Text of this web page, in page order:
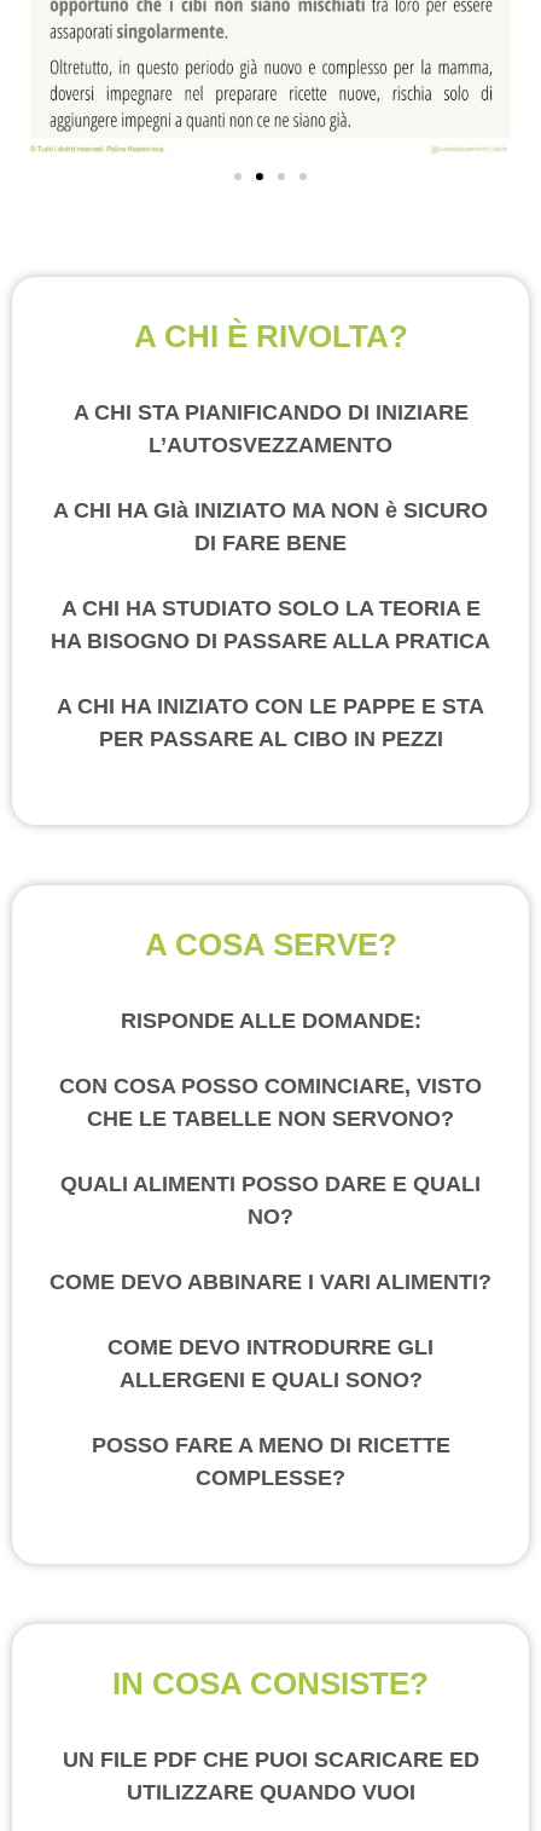
A CHI È RIVOLTA?
A CHI STA PIANIFICANDO DI INIZIARE
L’AUTOSVEZZAMENTO
A CHI HA GIà INIZIATO MA NON è SICURO
DI FARE BENE
A CHI HA STUDIATO SOLO LA TEORIA E
HA BISOGNO DI PASSARE ALLA PRATICA
A CHI HA INIZIATO CON LE PAPPE E STA
PER PASSARE AL CIBO IN PEZZI
A COSA SERVE?
RISPONDE ALLE DOMANDE:
CON COSA POSSO COMINCIARE, VISTO
CHE LE TABELLE NON SERVONO?
QUALI ALIMENTI POSSO DARE E QUALI
NO?
COME DEVO ABBINARE I VARI ALIMENTI?
COME DEVO INTRODURRE GLI
ALLERGENI E QUALI SONO?
POSSO FARE A MENO DI RICETTE
COMPLESSE?
IN COSA CONSISTE?
UN FILE PDF CHE PUOI SCARICARE ED
UTILIZZARE QUANDO VUOI